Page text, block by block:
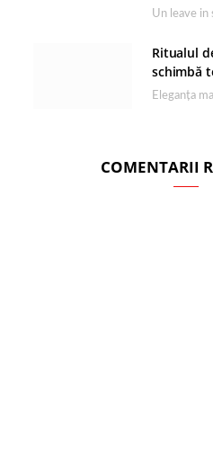
Ritualul
schimbă
COMENTARII